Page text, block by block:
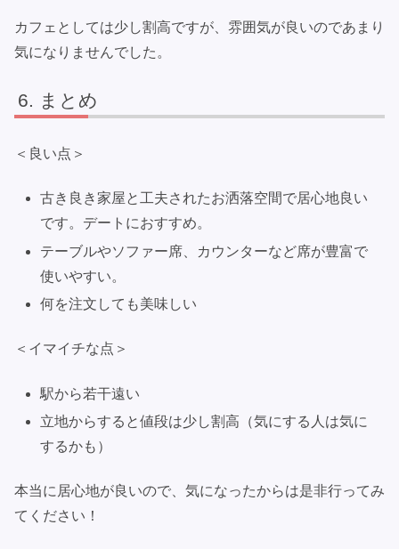
カフェとしては少し割高ですが、雰囲気が良いのであまり
気になりませんでした。
まとめ
＜良い点＞
古き良き家屋と工夫されたお洒落空間で居心地良い
です。デートにおすすめ。
テーブルやソファー席、カウンターなど席が豊富で
使いやすい。
何を注文しても美味しい
＜イマイチな点＞
駅から若干遠い
立地からすると値段は少し割高（気にする人は気に
するかも）
本当に居心地が良いので、気になったからは是非行ってみ
てください！